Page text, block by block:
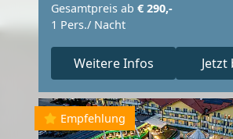
Gesamtpreis ab € 290,-
1 Pers./ Nacht
Weitere Infos Jetzt
Empfehlung